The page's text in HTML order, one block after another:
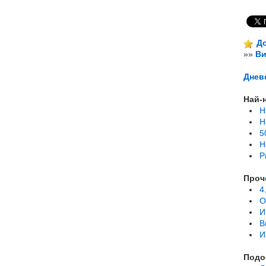
»»
Най-